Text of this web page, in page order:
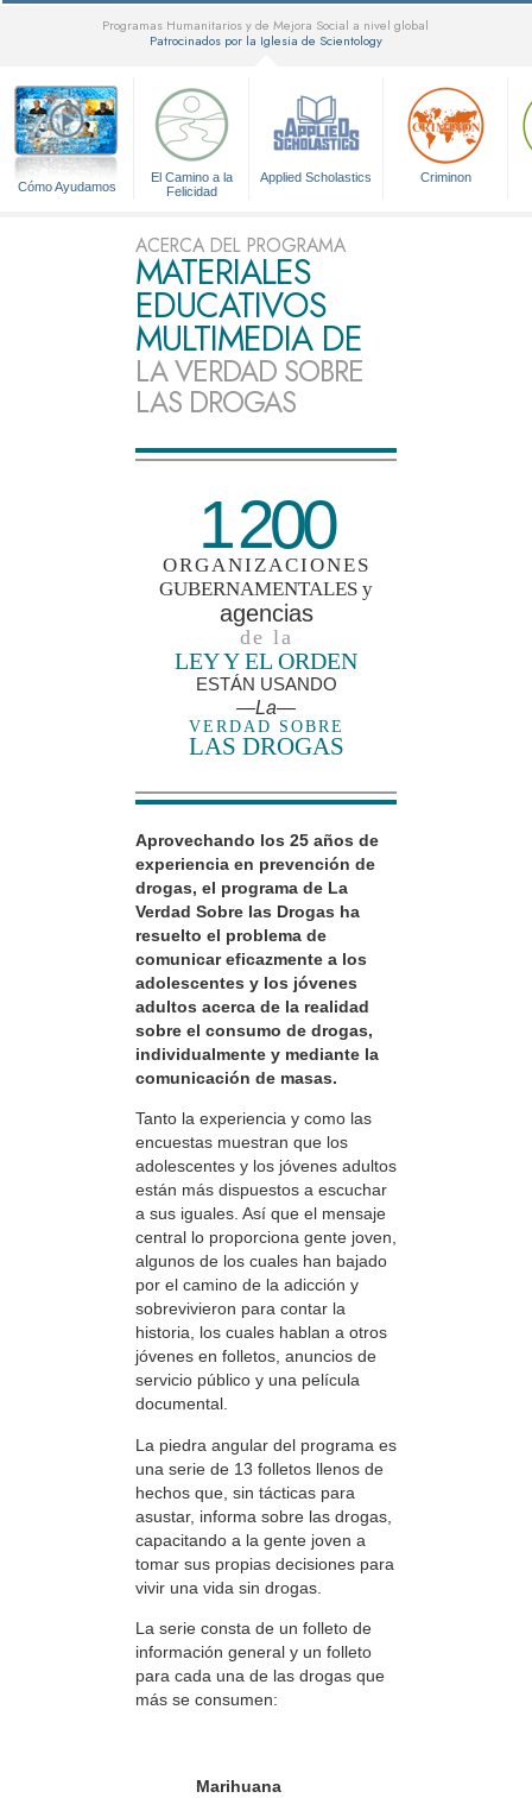
Programas Humanitarios y de Mejora Social a nivel global
Patrocinados por la Iglesia de Scientology
Cómo Ayudamos
El Camino a la
Felicidad
Applied Scholastics Criminon
ACERCA DEL PROGRAMA
MATERIALES
EDUCATIVOS
MULTIMEDIA DE
LA VERDAD SOBRE
LAS DROGAS
1 200
ORGANIZACIONES
GUBERNAMENTALES y
agencias
de la
LEY Y EL ORDEN
ESTÁN USANDO
—La—
VERDAD SOBRE
LAS DROGAS
Aprovechando los 25 años de
experiencia en prevención de
drogas, el programa de La
Verdad Sobre las Drogas ha
resuelto el problema de
comunicar eficazmente a los
adolescentes y los jóvenes
adultos acerca de la realidad
sobre el consumo de drogas,
individualmente y mediante la
comunicación de masas.
Tanto la experiencia y como las
encuestas muestran que los
adolescentes y los jóvenes adultos
están más dispuestos a escuchar
a sus iguales. Así que el mensaje
central lo proporciona gente joven,
algunos de los cuales han bajado
por el camino de la adicción y
sobrevivieron para contar la
historia, los cuales hablan a otros
jóvenes en folletos, anuncios de
servicio público y una película
documental.
La piedra angular del programa es
una serie de 13 folletos llenos de
hechos que, sin tácticas para
asustar, informa sobre las drogas,
capacitando a la gente joven a
tomar sus propias decisiones para
vivir una vida sin drogas.
La serie consta de un folleto de
información general y un folleto
para cada una de las drogas que
más se consumen:
Marihuana